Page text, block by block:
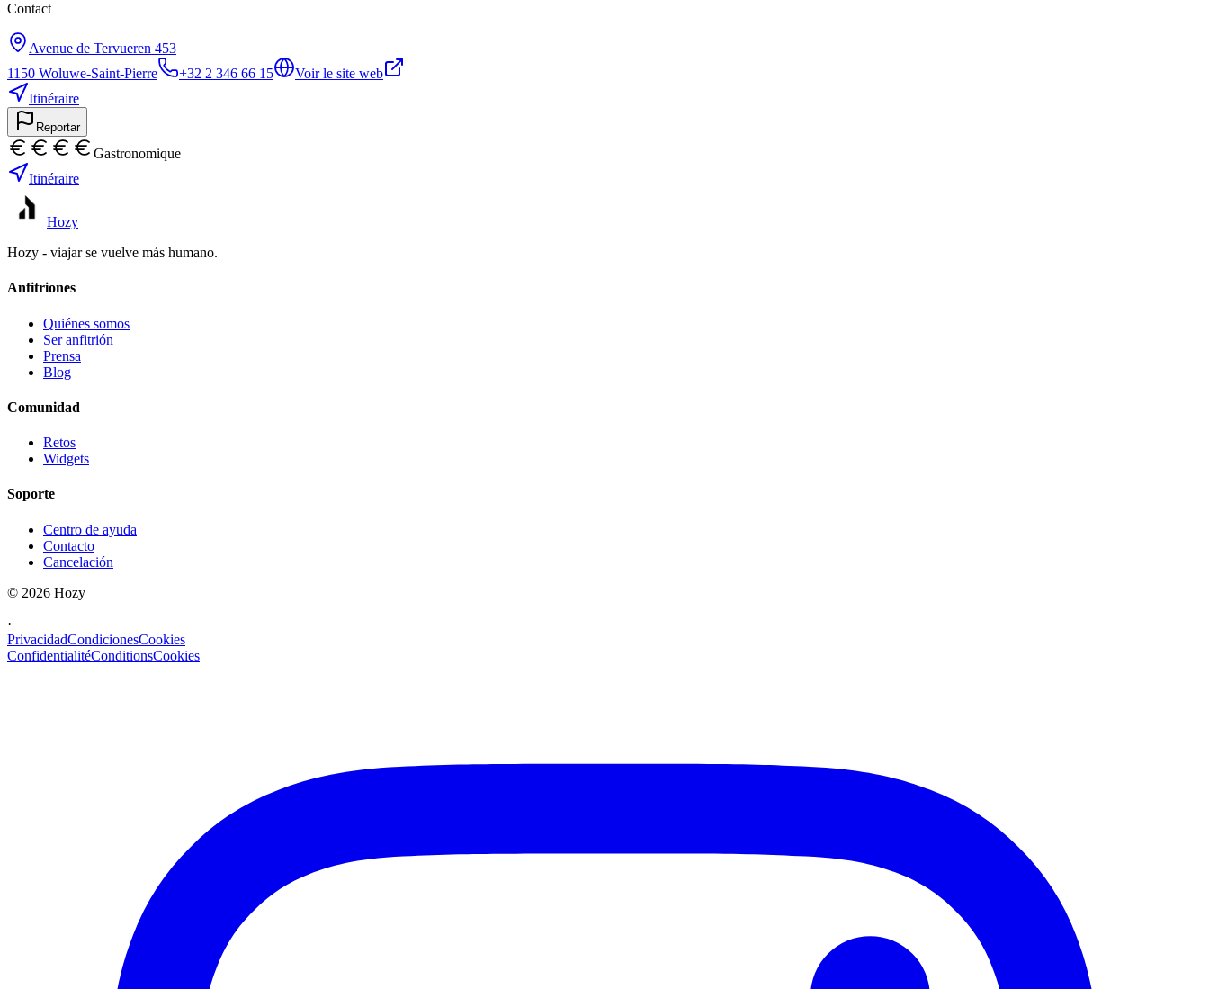
Contact
Avenue de Tervueren 453
1150 Woluwe-Saint-Pierre +32 2 346 66 15
Voir le site web
Itinéraire
Reportar
Gastronomique
Itinéraire
Hozy
Hozy - viajar se vuelve más humano.
Anfitriones
Quiénes somos
Ser anfitrión
Prensa
Blog
Comunidad
Retos
Widgets
Soporte
Centro de ayuda
Contacto
Cancelación
© 2026 Hozy
·
PrivacidadCondicionesCookies
ConfidentialitéConditionsCookies